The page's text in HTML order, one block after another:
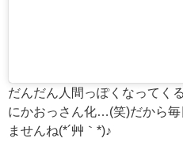
だんだん人間っぽくなってく
にかおっさん化…(笑)だから
ませんね(*´艸｀*)♪